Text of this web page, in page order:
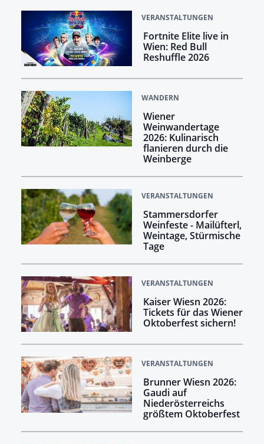
VERANSTALTUNGEN
Fortnite Elite live in
Wien: Red Bull
Reshuffle 2026
WANDERN
Wiener
Weinwandertage
2026: Kulinarisch
flanieren durch die
Weinberge
VERANSTALTUNGEN
Stammersdorfer
Weinfeste - Mailüfterl,
Weintage, Stürmische
Tage
VERANSTALTUNGEN
Kaiser Wiesn 2026:
Tickets für das Wiener
Oktoberfest sichern!
VERANSTALTUNGEN
Brunner Wiesn 2026:
Gaudi auf
Niederösterreichs
größtem Oktoberfest